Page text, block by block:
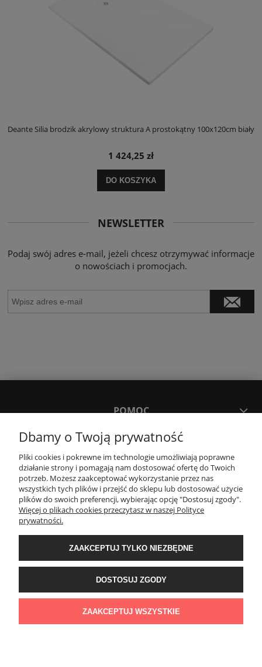
Deante Silia brodzik akrylowy struktura A prostokątny 100x120cm biały
1 424,25 zł
DO KOSZYKA
NEWSLETTER
Podaj swój adres e-mail, jeżeli chcesz otrzymywać informacje
o nowościach i promocjach.
POMOC
MOJE KONTO
PŁATNOŚCI I DOSTAWA
KONTAKT
Wyposażenie łazienek Łazienki.eco | Pawła 23, 41-708 Ruda Śląska | E-mail:
sklep@lazienki.eco | Tel.: 600 012 164 lub 600 012 159 | TGS Przemysław
Stoń | NIP: 6312213594 | REGON: 276403698
Dbamy o Twoją prywatność
Pliki cookies i pokrewne im technologie umożliwiają poprawne
działanie strony i pomagają nam dostosować ofertę do Twoich
potrzeb. Możesz zaakceptować wykorzystanie przez nas
wszystkich tych plików i przejść do sklepu lub dostosować użycie
plików do swoich preferencji, wybierając opcję "Dostosuj zgody".
Więcej o plikach cookies przeczytasz w naszej Polityce
prywatności.
ZAAKCEPTUJ TYLKO NIEZBĘDNE
DOSTOSUJ ZGODY
ZAAKCEPTUJ WSZYSTKIE